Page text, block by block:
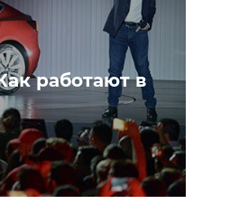
работают в